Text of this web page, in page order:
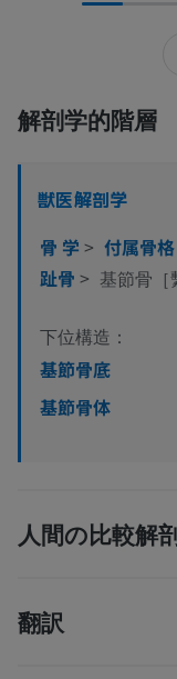
解剖学的階層
獣医解剖学
骨 学 > 付属骨
趾骨 > 基節骨［
下位構造：
基節骨底
基節骨体
人間の比較解
翻訳